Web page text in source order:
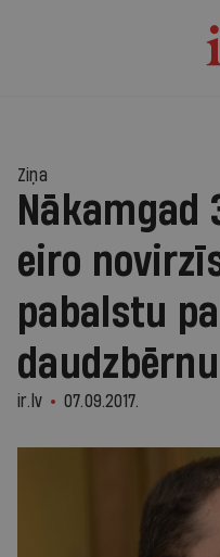
Ziņa
Nākamgad
eiro
pabalstu
ir.lv 07.09.2017.